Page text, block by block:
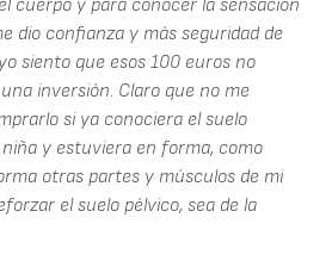
cuerpo y para conocer la sensación
dio confianza y más seguridad de
siento que esos 100 euros no
inversión. Claro que no me
si ya conociera el suelo
y estuviera en forma, como
otras partes y músculos de mi
el suelo pélvico, sea de la